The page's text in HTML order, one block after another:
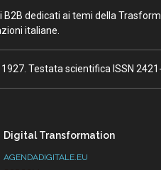
dedicati ai temi della
italiane.
Testata scientifica ISSN
Digital Transformation
AGENDADIGITALE.EU